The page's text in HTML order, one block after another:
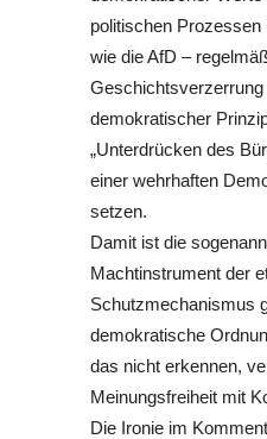
politischen Prozessen
wie die AfD –
demokratischer
„Unterdrücken des
einer wehrhaften
setzen.
Damit ist die
Machtinstrument der
Schutzmechanismus
demokratische
das nicht erkennen,
Meinungsfreiheit mit
Die Ironie im